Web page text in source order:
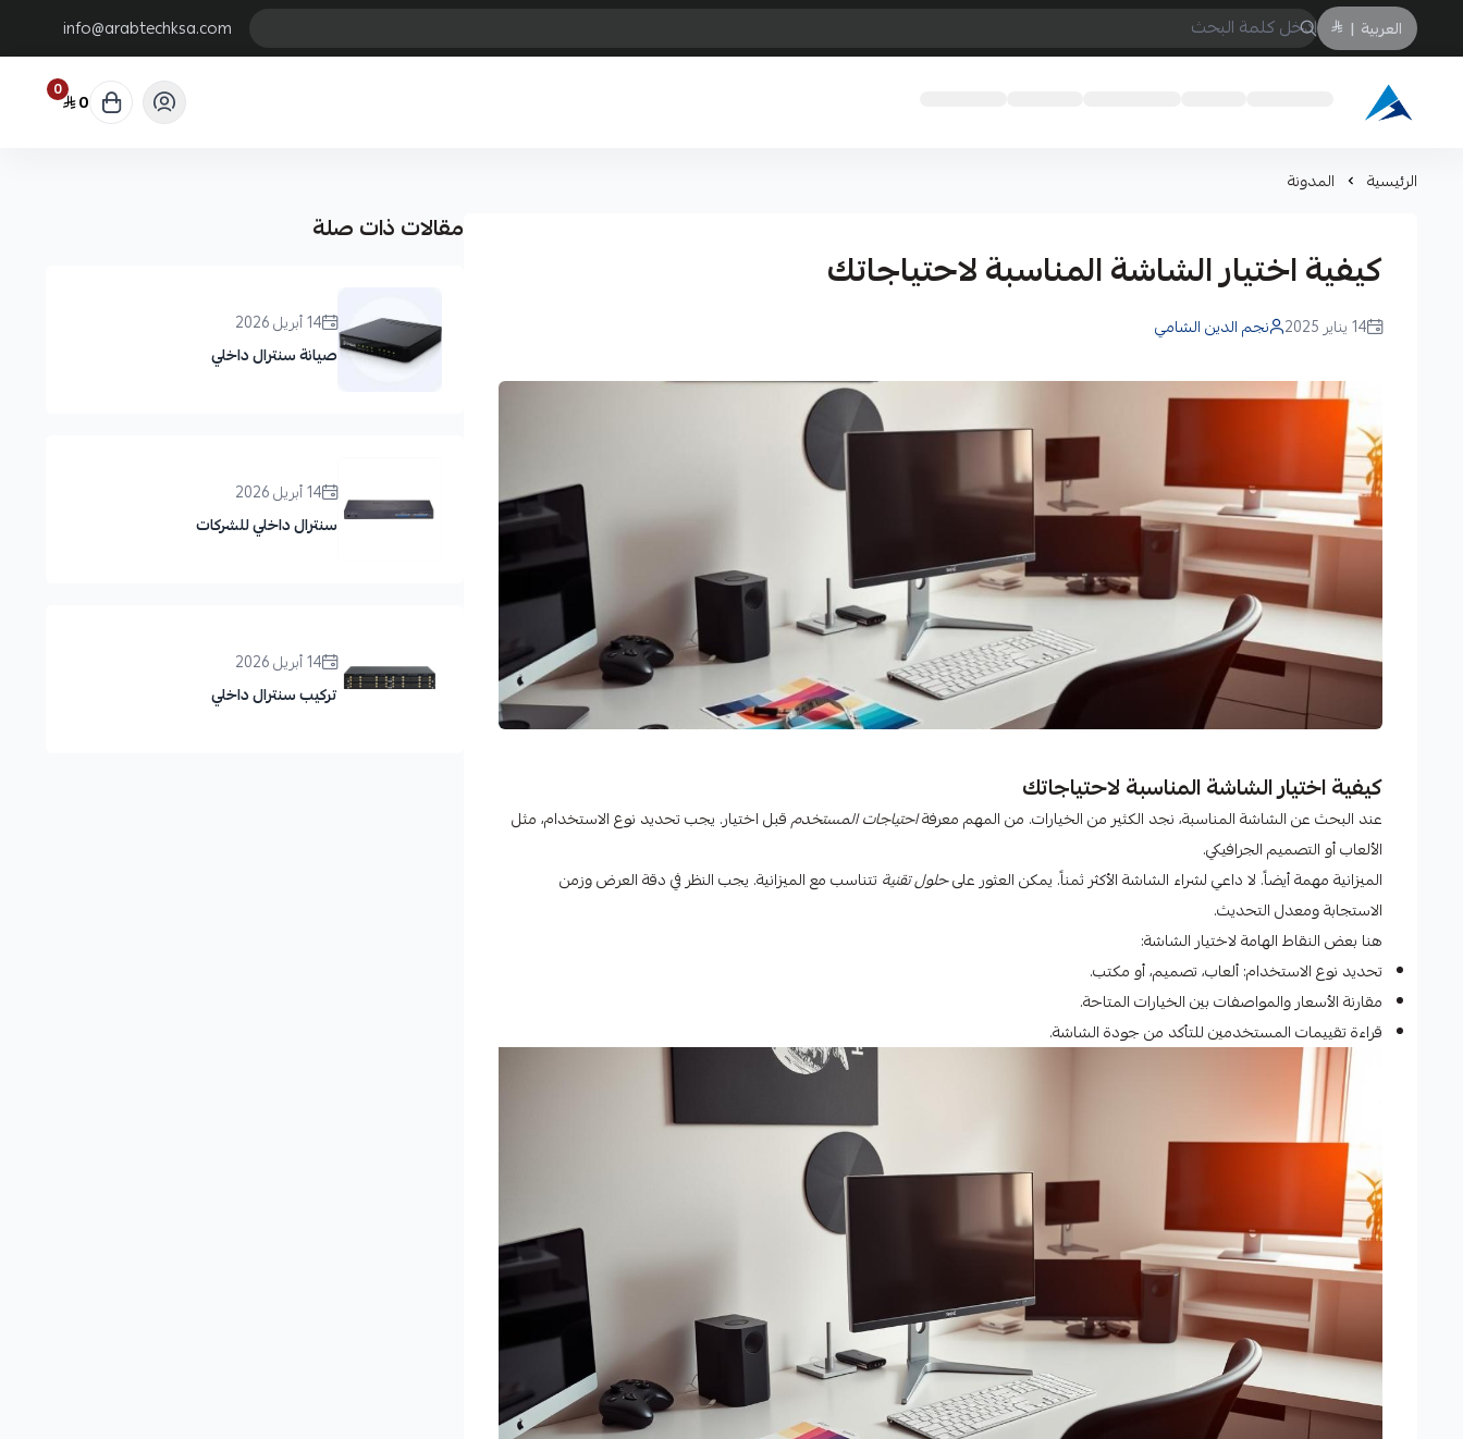
العربية |
info@arabtechksa.com
Arabtechksa
0 0
الرئيسية المدونة
كيفية اختيار الشاشة المناسبة لاحتياجاتك
14 يناير 2025 نجم الدين الشامي
كيفية اختيار الشاشة المناسبة لاحتياجاتك
عند البحث عن الشاشة المناسبة، نجد الكثير من الخيارات. من المهم معرفةاحتياجات المستخدمقبل اختيار. يجب تحديد نوع الاستخدام، مثل
الألعاب أو التصميم الجرافيكي.
الميزانية مهمة أيضاً. لا داعي لشراء الشاشة الأكثر ثمناً. يمكن العثور علىحلول تقنيةتتناسب مع الميزانية. يجب النظر في دقة العرض وزمن
الاستجابة ومعدل التحديث.
هنا بعض النقاط الهامة لاختيار الشاشة:
تحديد نوع الاستخدام: ألعاب، تصميم، أو مكتب.
مقارنة الأسعار والمواصفات بين الخيارات المتاحة.
قراءة تقييمات المستخدمين للتأكد من جودة الشاشة.
مقالات ذات صلة
14 أبريل 2026
صيانة سنترال داخلي
14 أبريل 2026
سنترال داخلي للشركات
14 أبريل 2026
تركيب سنترال داخلي